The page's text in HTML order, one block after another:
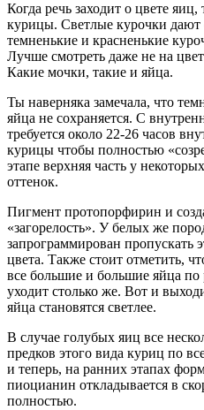
Когда речь заходит о цвете
курицы. Светлые курочки дают
темненькие и красненькие
Лучше смотреть даже не на
Какие мочки, такие и яйца.
Ты наверняка замечала, что
яйца не сохраняется. С
требуется около 22-26 часов
курицы чтобы полностью
этапе верхняя часть у
оттенок.
Пигмент протопорфирин и
«загорелость». У белых же
запрограммирован пропускать
цвета. Также стоит отметить,
все большие и большие яйца по
уходит столько же. Вот и
яйца становятся светлее.
В случае голубых яиц все
предков этого вида куриц по
и теперь, на ранних этапах
пиоцианин откладывается в
полностью.